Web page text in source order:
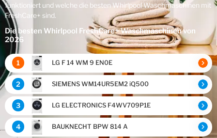
funktioniert und welche die besten Whirlpool Waschmaschinen mit
FreshCare+ sind.
Die besten Whirlpool FreshCare+ Waschmaschinen von
2026
1 LG F 14 WM 9 EN0E
2 SIEMENS WM14UR5EM2 iQ500
3 LG ELECTRONICS F4WV709P1E
4 BAUKNECHT BPW 814 A